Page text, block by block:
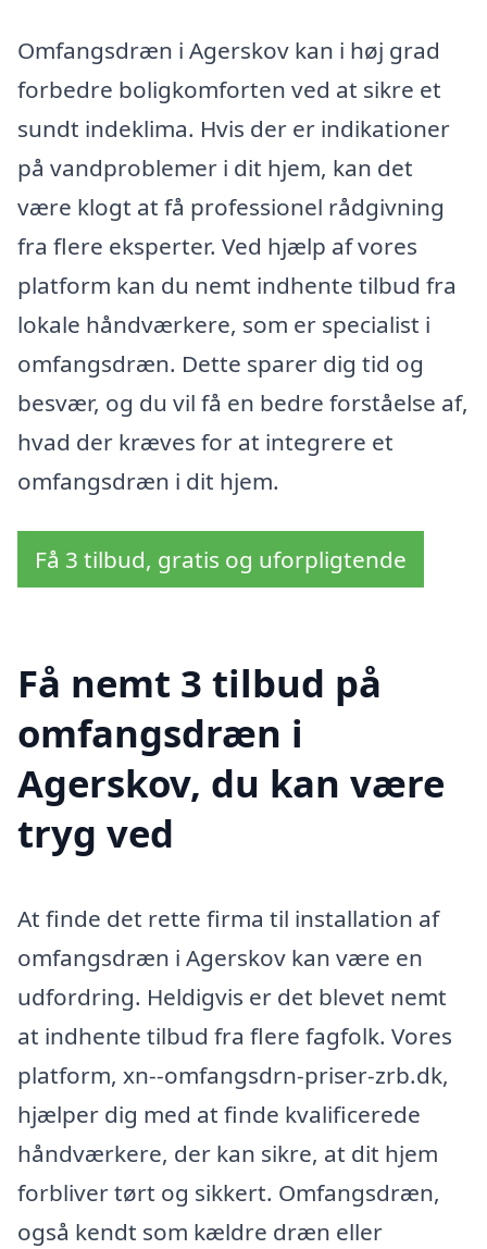
Omfangsdræn i Agerskov kan i høj grad
forbedre boligkomforten ved at sikre et
sundt indeklima. Hvis der er indikationer
på vandproblemer i dit hjem, kan det
være klogt at få professionel rådgivning
fra flere eksperter. Ved hjælp af vores
platform kan du nemt indhente tilbud fra
lokale håndværkere, som er specialist i
omfangsdræn. Dette sparer dig tid og
besvær, og du vil få en bedre forståelse af,
hvad der kræves for at integrere et
omfangsdræn i dit hjem.
Få 3 tilbud, gratis og uforpligtende
Få nemt 3 tilbud på
omfangsdræn i
Agerskov, du kan være
tryg ved
At finde det rette firma til installation af
omfangsdræn i Agerskov kan være en
udfordring. Heldigvis er det blevet nemt
at indhente tilbud fra flere fagfolk. Vores
platform, xn--omfangsdrn-priser-zrb.dk,
hjælper dig med at finde kvalificerede
håndværkere, der kan sikre, at dit hjem
forbliver tørt og sikkert. Omfangsdræn,
også kendt som kældre dræn eller